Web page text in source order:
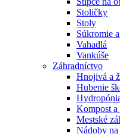
Stoličky
Stoly
Súkromie
Vahadlá
Vankúše
Záhradníctvo
Hnojivá a
Hubenie
Kompost a
Mestské
Nádoby